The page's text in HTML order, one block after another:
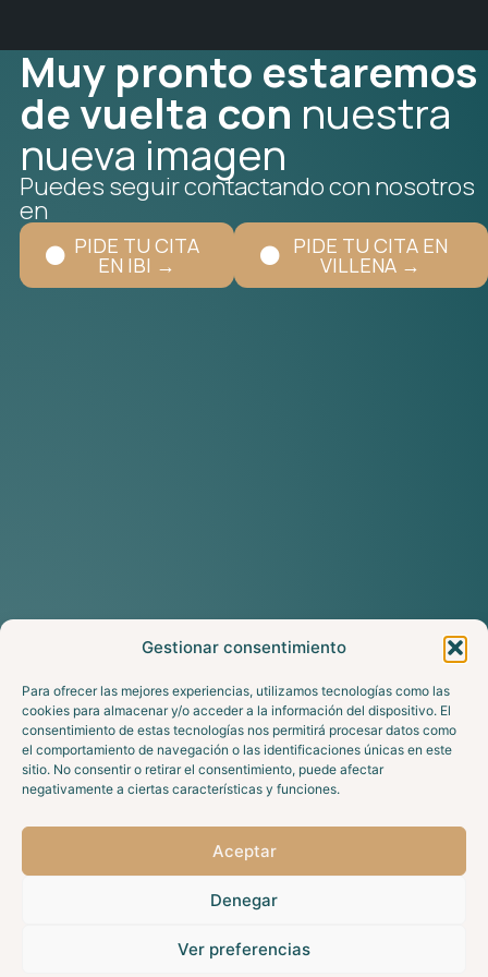
Gestionar consentimiento
Para ofrecer las mejores experiencias, utilizamos tecnologías como las
cookies para almacenar y/o acceder a la información del dispositivo. El
consentimiento de estas tecnologías nos permitirá procesar datos como
el comportamiento de navegación o las identificaciones únicas en este
sitio. No consentir o retirar el consentimiento, puede afectar
negativamente a ciertas características y funciones.
Aceptar
Denegar
Ver preferencias
Muy pronto estaremos
de vuelta con nuestra
nueva imagen
Puedes seguir contactando con nosotros
en
PIDE TU CITA
EN IBI →
PIDE TU CITA EN
VILLENA →